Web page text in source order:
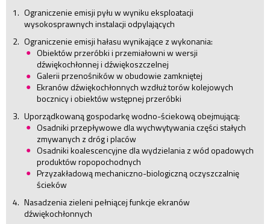
Ograniczenie emisji pyłu w wyniku eksploatacji
wysokosprawnych instalacji odpylających
Ograniczenie emisji hałasu wynikające z wykonania:
Obiektów przeróbki i przemiałowni w wersji
dźwiękochłonnej i dźwiękoszczelnej
Galerii przenośników w obudowie zamkniętej
Ekranów dźwiękochłonnych wzdłuż torów kolejowych
bocznicy i obiektów wstępnej przeróbki
Uporządkowaną gospodarkę wodno-ściekową obejmującą:
Osadniki przepływowe dla wychwytywania części stałych
zmywanych z dróg i placów
Osadniki koalescencyjne dla wydzielania z wód opadowych
produktów ropopochodnych
Przyzakładową mechaniczno-biologiczną oczyszczalnię
ścieków
Nasadzenia zieleni pełniącej funkcje ekranów
dźwiękochłonnych